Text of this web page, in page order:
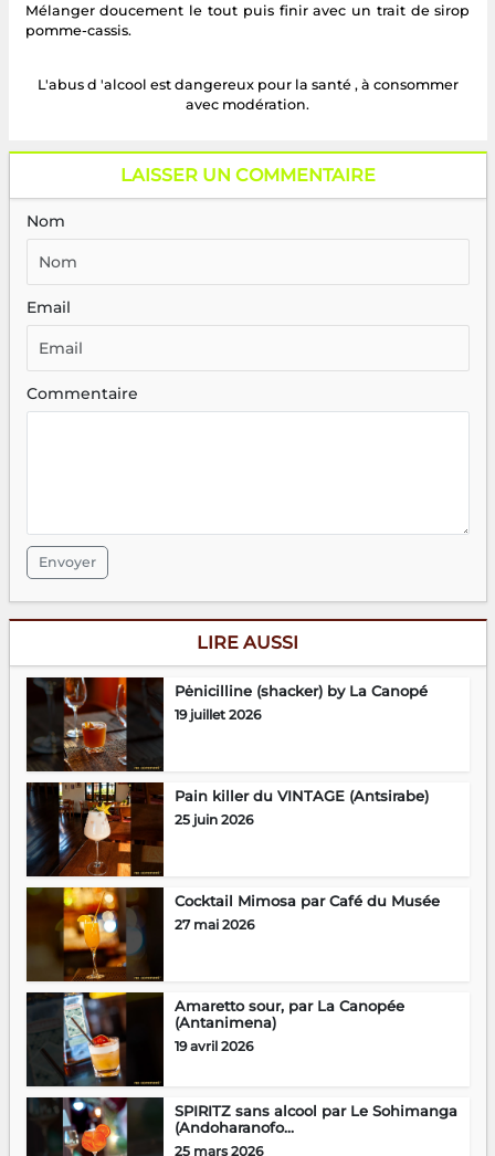
Mélanger doucement le tout puis finir avec un trait de sirop
pomme-cassis.
L'abus d 'alcool est dangereux pour la santé , à consommer
avec modération.
LAISSER UN COMMENTAIRE
Nom
Email
Commentaire
Envoyer
LIRE AUSSI
Pėnicilline (shacker) by La Canopé
19 juillet 2026
Pain killer du VINTAGE (Antsirabe)
25 juin 2026
Cocktail Mimosa par Café du Musée
27 mai 2026
Amaretto sour, par La Canopée
(Antanimena)
19 avril 2026
SPIRITZ sans alcool par Le Sohimanga
(Andoharanofo...
25 mars 2026